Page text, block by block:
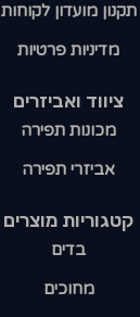
קטגוריות מוצרים​
בדים
מחוכים
ציווד ואביזרים
מכונות תפירה
אביזרי תפירה
תקנון מועדון לקוחות
מדיניות פרטיות